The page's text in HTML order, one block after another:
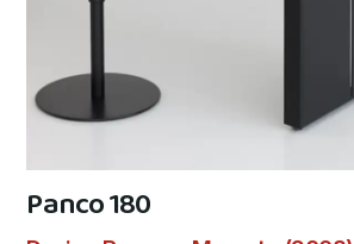
Panco 180